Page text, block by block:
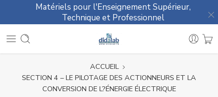
Matériels pour l'Enseignement Supérieur,
Technique et Professionnel
ACCUEIL
SECTION 4 – LE PILOTAGE DES ACTIONNEURS ET LA
CONVERSION DE L?ÉNERGIE ÉLECTRIQUE